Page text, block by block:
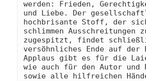
werden: Frieden,
und Liebe. Der
hochbrisante Stoff, der
schlimmen Ausschreitungen
zugespitzt, findet
versöhnliches Ende auf der
Applaus gibt es für die
wie auch für den Autor und
sowie alle hilfreichen